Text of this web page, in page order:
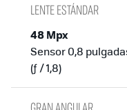
LENTE ESTÁNDAR
48 Mpx
Sensor 0,8
(ƒ / 1,8)